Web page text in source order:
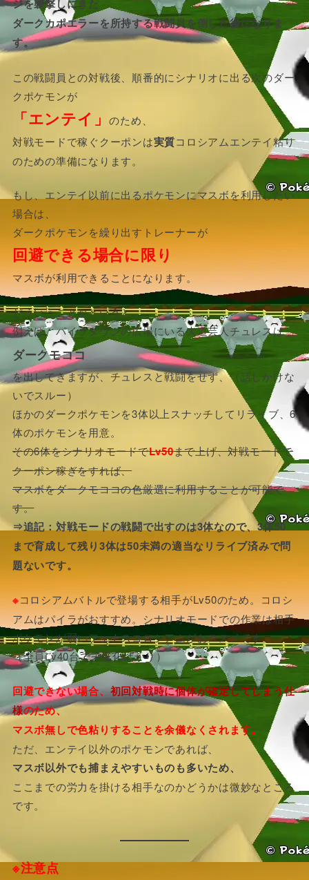
ジを襲撃しにきた
ダークカポエラーを所持する戦闘員を倒した後になりま
す。
この戦闘員との対戦後、順番的にシナリオに出る次のダー
クポケモンが
「エンテイ」のため、
対戦モードで稼ぐクーポンは実質コロシアムエンテイ粘り
のための準備になります。
もし、エンテイ以前に出るポケモンにマスボを利用したい
場合は、
ダークポケモンを繰り出すトレーナーが
回避できる場合に限り
マスボが利用できることになります。
どういうことかというと、
例えば、パイラタウンの広場にいる大道芸人チュレスは
ダークモココ
を出してきますが、チュレスと戦闘をせず、（話しかけな
いでスルー）
ほかのダークポケモンを3体以上スナッチしてリライブ、6
体のポケモンを用意。
その6体をシナリオモードでLv50まで上げ、対戦モードで
クーポン稼ぎをすれば、
マスボをダークモココの色厳選に利用することが可能で
す。
⇒追記：対戦モードの戦闘で出すのは3体なので、3体50
まで育成して残り3体は50未満の適当なリライブ済みで問
題ないです。
※コロシアムバトルで登場する相手がLv50のため。コロシ
アムはパイラがおすすめ。シナリオモードでの作業は相手
ポケモンが弱いフェナスコロシアムがおススメです。
（全員Lv40台で未進化ばかり）
回避できない場合、初回対戦時に個体が確定してしまう仕
様のため、
マスボ無しで色粘りすることを余儀なくされます。
ただ、エンテイ以外のポケモンであれば、
マスボ以外でも捕まえやすいものも多いため、
ここまでの労力を掛ける相手なのかどうかは微妙なところ
です。
※注意点